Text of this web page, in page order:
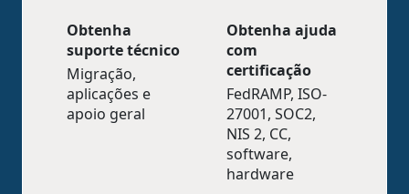
Obtenha
suporte técnico
Migração,
aplicações e
apoio geral
Obtenha ajuda
com
certificação
FedRAMP, ISO-
27001, SOC2,
NIS 2, CC,
software,
hardware